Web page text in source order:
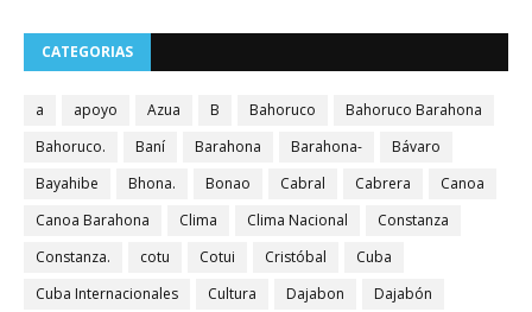
CATEGORIAS
a apoyo Azua B Bahoruco
Bahoruco Barahona
Bahoruco.
Baní Barahona Barahona-
Bávaro
Bayahibe
Bhona. Bonao Cabral Cabrera
Canoa
Canoa Barahona
Clima Clima Nacional
Constanza
Constanza.
cotu Cotui Cristóbal
Cuba
Cuba Internacionales
Cultura Dajabon
Dajabón